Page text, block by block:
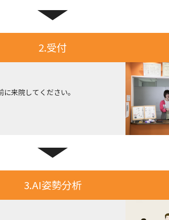
2.受付
来院してください。
3.AI姿勢分析